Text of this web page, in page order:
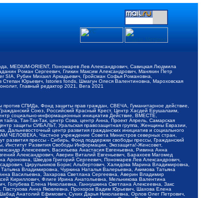
MEDIUM-ORIENT, Пономарев Лев Александрович, Савицкая Людмила
Роман Сергеевич, Гликин Максим Александрович, Маняхин Петр
Рубин Михаил Аркадьевич, Гройсман Софья Романовна,
Юрьевич, Istories fonds, Шмагун Олеся Валентиновна, Мароховская
Главный редактор 2021, Вега 2021
СПИДа, Фонд защиты прав граждан, СВЕЧА, Гуманитарное действие,
Союз, Российский Красный Крест, Центр Хасдей Ерушалаим,
социально-информационных инициатив Действие, ВМЕСТЕ,
Так-Так-Так, центр Сова, центр Анна, Проект Апрель, Самарская
защиты СИБАЛЬТ, Уральская правозащитная группа, Женщины Евразии,
Дальневосточный центр развития гражданских инициатив и социального
ЧЕЛОВЕКА, Частное учреждение Совета Министров северных стран,
прессы - Сибирь, Фонд поддержки свободы прессы, Гражданский
Институт Развития Свободы Информации, Экозащита!-Женсовет,
Алексеевич, Васильева Анастасия Евгеньевна, Ривина Анна
Александрович, Аверин Виталий Евгеньевич, Барахоев Магомед
Шведов Григорий Сергеевич, Пономарев Лев Александрович,
Цирульников Борис Альбертович, Халидова Марина Владимировна,
Владимировна, Чуркина Наталья Валерьевна, Акимова Татьяна
Васильевна, Захарова Светлана Сергеевна, Аверин Владимир
Кириллович, Флиге Ирина Анатольевна, Мельникова Валентина
Елена Николаевна, Ганнушкина Светлана Алексеевна, Закс
Анна Яковлевна, Прохоров Вадим Юрьевич, Шахова Елена
Анатолий Ефимович, Сухих Дарья Николаевна, Орлов Олег Петрович,